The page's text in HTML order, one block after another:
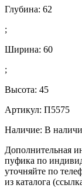
Глубина: 62
;
Ширина: 60
;
Высота: 45
Артикул: П5575
Наличие: В
Дополнительная
пуфика по
уточняйте по
из каталога